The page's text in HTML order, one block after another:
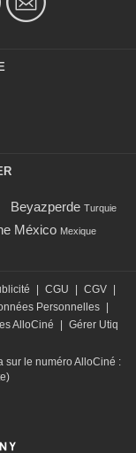
Beyazperde Turquie
México Mexique
CGU CGV
Personnelles
AlloCiné
Gérer Utiq
sur le numéro AlloCiné :